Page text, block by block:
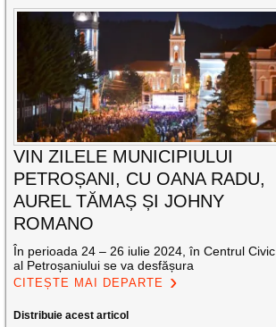
VIN ZILELE MUNICIPIULUI
PETROȘANI, CU OANA RADU,
AUREL TĂMAȘ ȘI JOHNY
ROMANO
În perioada 24 – 26 iulie 2024, în Centrul Civic
al Petroșaniului se va desfășura
CITEȘTE MAI DEPARTE
Distribuie acest articol